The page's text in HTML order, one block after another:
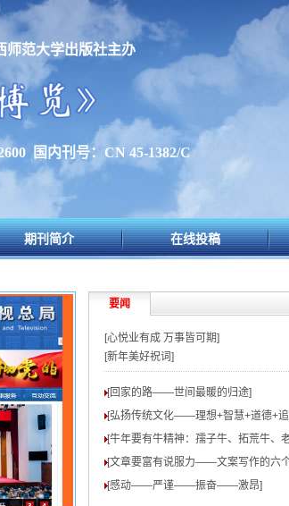
师范大学出版社主办
国内刊号：CN 45-1382/C
期刊简介 在线投稿
要闻
[心悦业有成 万事皆可期]
[新年美好祝词]
[回家的路——世间最暖的归途]
[弘扬传统文化——理想+智慧+道德+
[牛年要有牛精神：孺子牛、拓荒牛、
[文章要富有说服力——文案写作的六个
[感动——严谨——振奋——激昂]